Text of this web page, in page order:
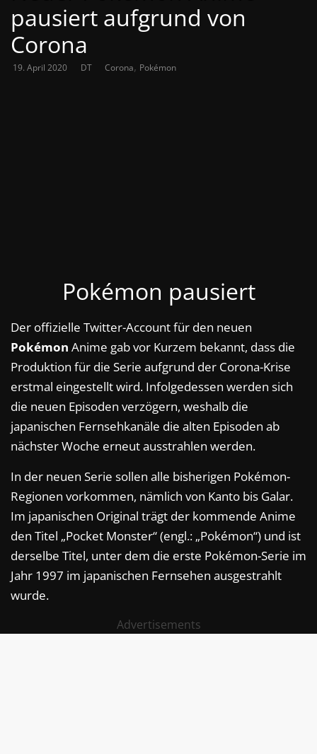
pausiert aufgrund von
Corona
19. April 2020 DT Corona, Pokémon
Pokémon pausiert
Der offizielle Twitter-Account für den neuen
Pokémon Anime gab vor Kurzem bekannt, dass die
Produktion für die Serie aufgrund der Corona-Krise
erstmal eingestellt wird. Infolgedessen werden sich
die neuen Episoden verzögern, weshalb die
japanischen Fernsehkanäle die alten Episoden ab
nächster Woche erneut ausstrahlen werden.
In der neuen Serie sollen alle bisherigen Pokémon-
Regionen vorkommen, nämlich von Kanto bis Galar.
Im japanischen Original trägt der kommende Anime
den Titel „Pocket Monster“ (engl.: „Pokémon“) und ist
derselbe Titel, unter dem die erste Pokémon-Serie im
Jahr 1997 im japanischen Fernsehen ausgestrahlt
wurde.
Advertisements